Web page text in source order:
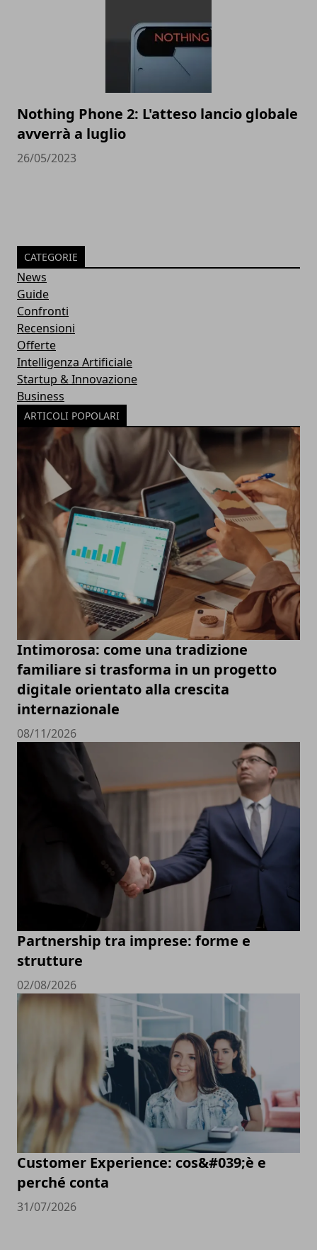
Nothing Phone 2: L'atteso lancio globale
avverrà a luglio
26/05/2023
CATEGORIE
News
Guide
Confronti
Recensioni
Offerte
Intelligenza Artificiale
Startup & Innovazione
Business
ARTICOLI POPOLARI
Intimorosa: come una tradizione
familiare si trasforma in un progetto
digitale orientato alla crescita
internazionale
08/11/2026
Partnership tra imprese: forme e
strutture
02/08/2026
Customer Experience: cos&#039;è e
perché conta
31/07/2026